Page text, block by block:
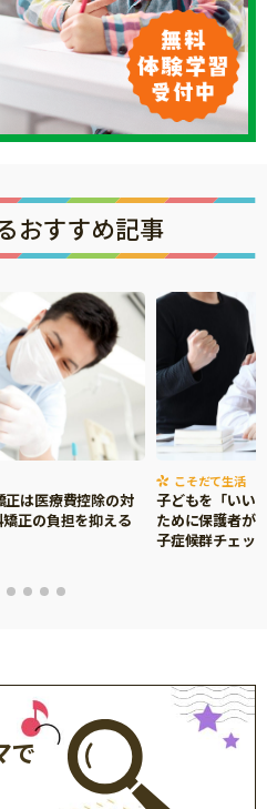
おすすめ記事
正は医療費控除の対
正の負担を抑える
こそだて生活
子どもを「いい
ために保護者が
子症候群チェッ
で